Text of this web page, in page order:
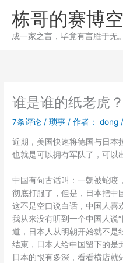
栋哥的赛博
成一家之言，毕竟有言胜于无。
谁是谁的纸老虎？
7条评论 /琐事 / 作者： dong /
近期，美国快速将德国与日本
也就是可以拥有军队了，可以
中国有句古话叫：一朝被蛇咬
彻底打服了，但是，日本把中
这不是空口说白话，中国人喜
我从来没有听到一个中国人说
道，日本人从明朝开始就不是
结束，日本人给中国留下的是
日本的恨有多深，看看横店就